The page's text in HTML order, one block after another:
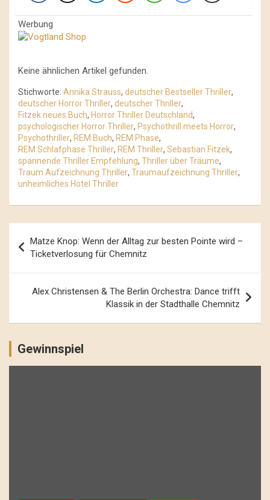
Werbung
Keine ähnlichen Artikel gefunden.
Stichworte: Annika Strauss, deutscher Bestseller Thriller,
deutscher Horror Thriller, deutscher Thriller,
Fitzek neues Buch, Horror Thriller Deutschland,
psychologischer Horror Thriller, Psychothrill meets Horror,
Psychothriller, REM Buch, REM Phase,
REM Schlafphase Thriller, REM Thriller, Sebastian Fitzek,
spannende Thriller Empfehlung, Thriller über Träume,
Traum Aufzeichnung Thriller, Traumaufzeichnung Thriller,
unheimliches Hotel Thriller
Navigation
Matze Knop: Wenn der Alltag zur besten Pointe wird –
Ticketverlosung für Chemnitz
Alex Christensen & The Berlin Orchestra: Dance trifft
Klassik in der Stadthalle Chemnitz
Gewinnspiel